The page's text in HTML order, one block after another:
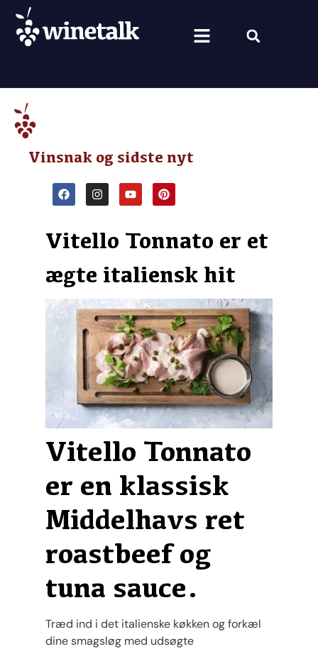
Vinsnak og sidste nyt
Vitello Tonnato er et
ægte italiensk hit
Vitello Tonnato
er en klassisk
Middelhavs ret
roastbeef og
tuna sauce.
Træd ind i det italienske køkken og forkæl
dine smagsløg med udsøgte